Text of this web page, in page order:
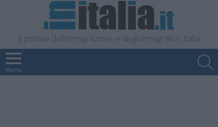
Il portale dell'immigrazione e degli immigrati in Italia
Menu